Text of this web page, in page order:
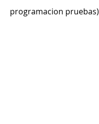
programacion pruebas)